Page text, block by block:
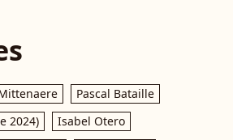
Pascal Bataille
2024)
Isabel Otero